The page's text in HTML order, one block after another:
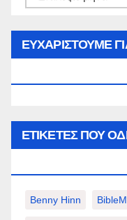
ΕΥΧΑΡΙΣΤΟΥΜΕ
ΕΤΙΚΈΤΕΣ ΠΟΥ
Benny Hinn